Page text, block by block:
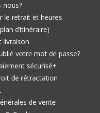
nous?
le retrait et heures
d’itinéraire)
livraison
votre mot de passe?
sécurisé+
de rétractation
de vente